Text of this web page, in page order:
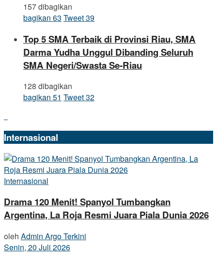
157 dibagikan
bagikan 63 Tweet39
Top 5 SMA Terbaik di Provinsi Riau, SMA
Darma Yudha Unggul Dibanding Seluruh
SMA Negeri/Swasta Se-Riau
128 dibagikan
bagikan 51 Tweet32
Internasional
Internasional
Drama 120 Menit! Spanyol Tumbangkan
Argentina, La Roja Resmi Juara Piala Dunia 2026
oleh Admin Argo Terkini
Senin, 20 Juli 2026